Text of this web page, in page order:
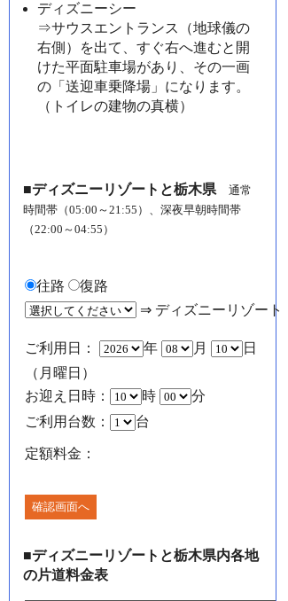
ディズニーシー
⇒サウスエントランス（地球儀の
右側）を出て、すぐ右へ進むと開
けた平面駐車場があり、その一画
の「送迎車乗降場」になります。
（トイレの建物の真横）
■ディズニーリゾートと栃木県
通常
時間帯（05:00～21:55）、深夜早朝時間帯
（22:00～04:55）
往路
復路
⇒ ディズニーリゾート
ご利用日： 年 月
日
（月曜日）
お迎え日時：
時
分
ご利用台数：
台
定額料金：
■ディズニーリゾートと栃木県内各地
の片道料金表